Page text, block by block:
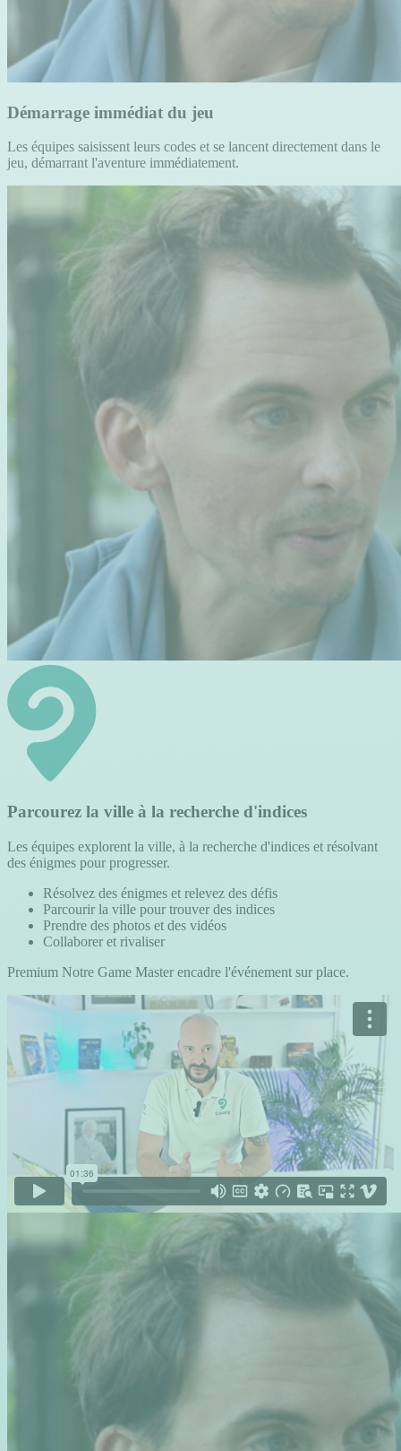
Démarrage immédiat du jeu
Les équipes saisissent leurs codes et se lancent directement dans le
jeu, démarrant l'aventure immédiatement.
Parcourez la ville à la recherche d'indices
Les équipes explorent la ville, à la recherche d'indices et résolvant
des énigmes pour progresser.
Résolvez des énigmes et relevez des défis
Parcourir la ville pour trouver des indices
Prendre des photos et des vidéos
Collaborer et rivaliser
Premium Notre Game Master encadre l'événement sur place.